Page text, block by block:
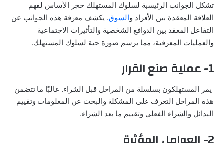
تشكل الجوانب الرئيسية لسلوك المستهلك حجر الأساس لفهم
العلاقة المعقدة بين الأفراد والسوق. يكشف معرفة هذه الجوانب عن
التفاعل المعقد بين الدوافع الشخصية والتأثيرات الاجتماعية
والعمليات المعرفية، مما يرسم صورة حية لسلوك المستهلك.
1- عملية صنع القرار
يمر المستهلكون بسلسلة من المراحل قبل الشراء. غالبًا ما تتضمن
هذه المراحل التعرف على المشكلة والبحث عن المعلومات وتقييم
البدائل والشراء الفعلي وتقييم ما بعد الشراء.